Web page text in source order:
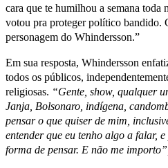
cara que te humilhou a semana toda
votou pra proteger político bandido.
personagem do Whindersson.”
Em sua resposta, Whindersson
todos os públicos,
religiosas. “Gente, show, qualquer
Janja, Bolsonaro, indígena,
pensar o que quiser de mim,
entender que eu tenho algo a falar,
forma de pensar. E não me importo”,